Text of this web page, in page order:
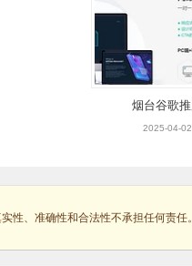
烟台谷歌
2025-04-02
性、准确性和合法性不承担任何责任。